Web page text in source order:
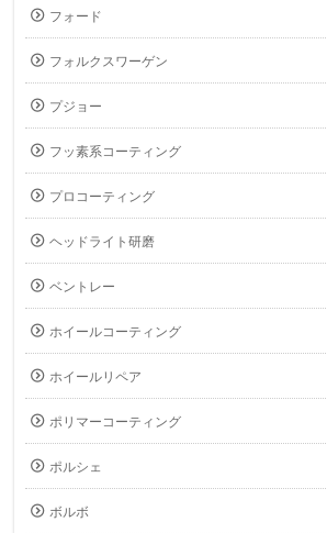
フォード
フォルクスワーゲン
プジョー
フッ素系コーティング
プロコーティング
ヘッドライト研磨
ベントレー
ホイールコーティング
ホイールリペア
ポリマーコーティング
ポルシェ
ボルボ